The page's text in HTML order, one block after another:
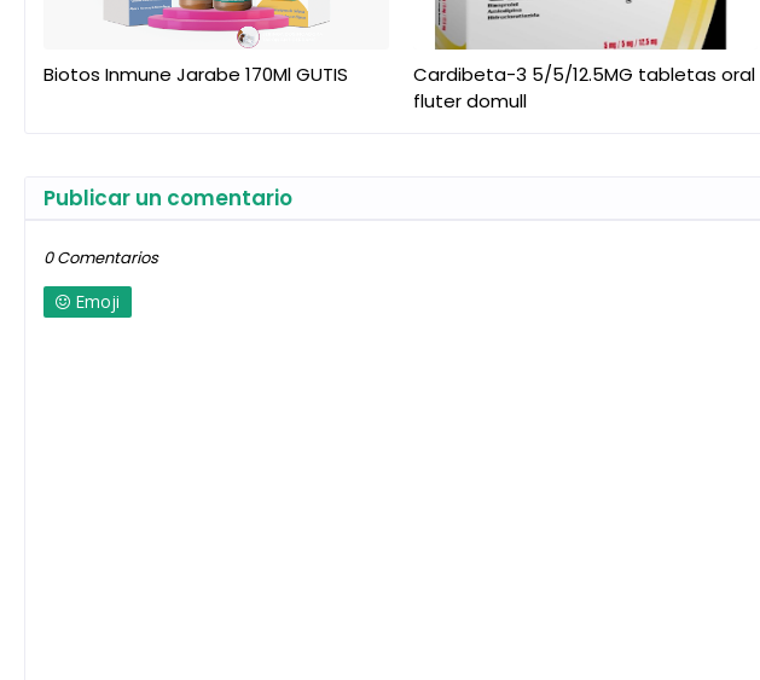
Biotos Inmune Jarabe 170Ml GUTIS
Cardibeta-3 5/5/12.5MG tabletas oral
fluter domull
Publicar un comentario
0 Comentarios
Emoji